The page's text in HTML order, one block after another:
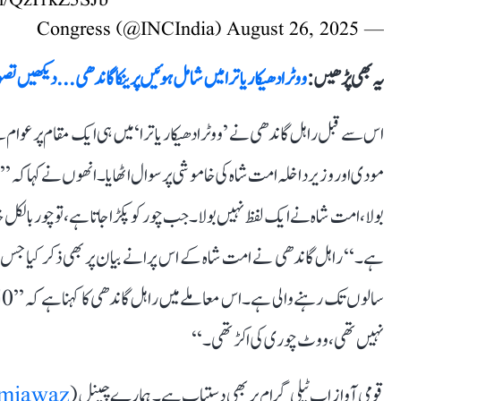
— Congress (@INCIndia)
August 26, 2025
یہ بھی پڑھیں :ووٹر ادھیکار یاترا میں شامل ہوئیں پرینکا گاندھی... دیکھیں
اس سے قبل راہل گاندھی نے ’ووٹر ادھیکار یاترا‘ میں ہی ایک مقام پر
مودی اور وزیر داخلہ امت شاہ کی خاموشی پر سوال اٹھایا۔ انھوں نے کہا
بولا، امت شاہ نے ایک لفظ نہیں بولا۔ جب چور کو پکڑا جاتا ہے، تو چور
نہیں تھی، ووٹ چوری کی اکڑ تھی۔‘‘